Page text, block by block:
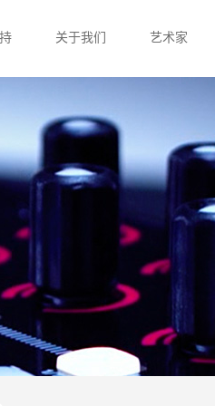
关于我们 艺术家